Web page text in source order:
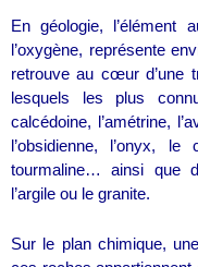
En géologie,
l’oxygène, représente
retrouve au cœur d’une
lesquels les plus
calcédoine, l’amétrine,
l’obsidienne, l’onyx,
tourmaline… ainsi que
l’argile ou le granite.
Sur le plan chimique,